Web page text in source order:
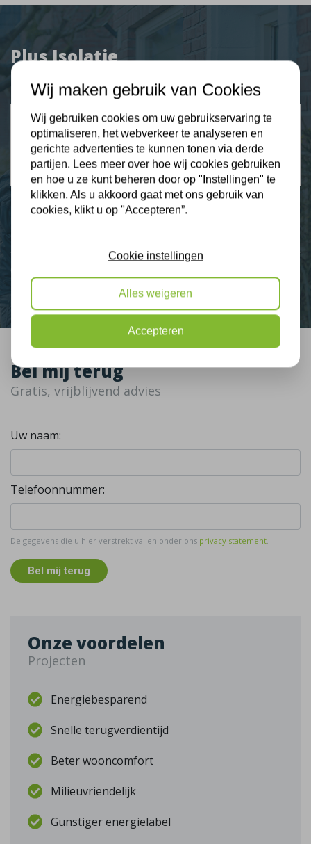
Plus Isolatie
Uw isolatie specialist
9,3
Klantbeoordelingen
2274 klanten beoordelen ons met een 9.3
Bel mij terug
Gratis, vrijblijvend advies
Uw naam:
Telefoonnummer:
De gegevens die u hier verstrekt vallen onder ons privacy statement.
Bel mij terug
Onze voordelen
Projecten
Energiebesparend
Snelle terugverdientijd
Beter wooncomfort
Milieuvriendelijk
Gunstiger energielabel
Wij maken gebruik van Cookies
Wij gebruiken cookies om uw gebruikservaring te
optimaliseren, het webverkeer te analyseren en
gerichte advertenties te kunnen tonen via derde
partijen. Lees meer over hoe wij cookies gebruiken
en hoe u ze kunt beheren door op "Instellingen" te
klikken. Als u akkoord gaat met ons gebruik van
cookies, klikt u op "Accepteren”.
Cookie instellingen
Alles weigeren
Accepteren